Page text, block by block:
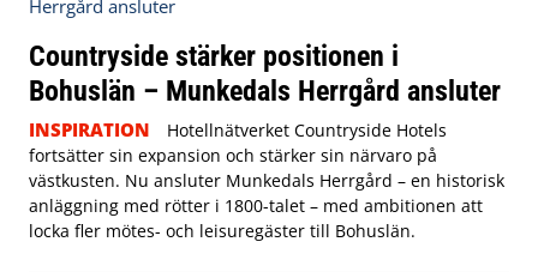
Countryside stärker positionen i
Bohuslän – Munkedals Herrgård ansluter
INSPIRATION
Hotellnätverket Countryside Hotels
fortsätter sin expansion och stärker sin närvaro på
västkusten. Nu ansluter Munkedals Herrgård – en historisk
anläggning med rötter i 1800-talet – med ambitionen att
locka fler mötes- och leisuregäster till Bohuslän.